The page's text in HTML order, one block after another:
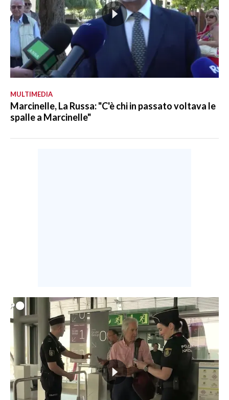
MULTIMEDIA
Marcinelle, La Russa: "C'è chi in passato voltava le
spalle a Marcinelle"